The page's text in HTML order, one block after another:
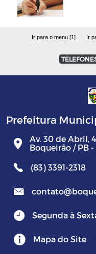
Ir para o menu [1] Ir
Prefeitura
Av. 30 de Abril,
Boqueirão / PB
(83) 3391-2318
Segunda à
Mapa do Site